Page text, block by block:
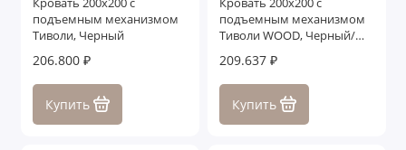
подъемным механизмом
Тиволи, Черный
206.800 ₽
Купить
подъемным механизмом
Тиволи WOOD, Черный/
209.637 ₽
Купить